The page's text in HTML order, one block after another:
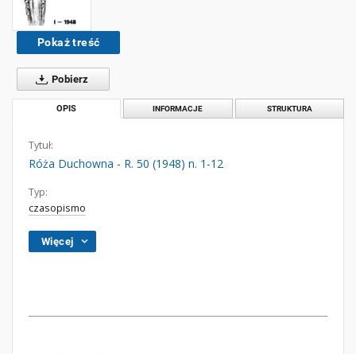
Pokaż treść
Pobierz
OPIS INFORMACJE STRUKTURA
Tytuł:
Róża Duchowna - R. 50 (1948) n. 1-12
Typ:
czasopismo
Więcej